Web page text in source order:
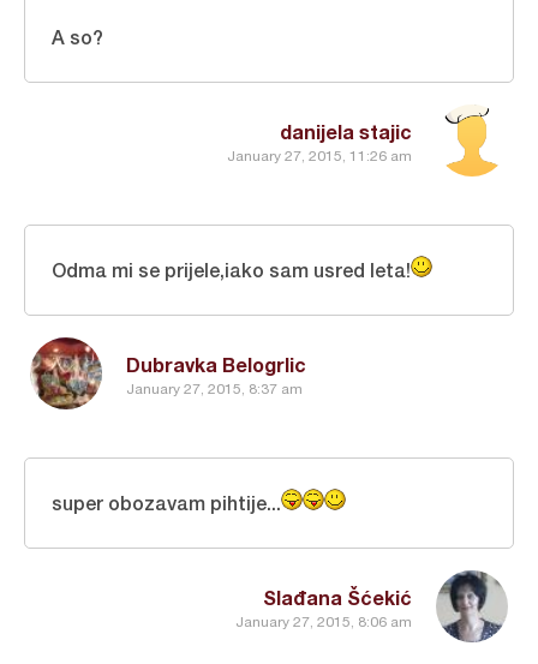
danijela stajic
January 27, 2015, 11:26 am
A so?
Dubravka Belogrlic
January 27, 2015, 8:37 am
Odma mi se prijele,iako sam usred leta!
Slađana Šćekić
January 27, 2015, 8:06 am
super obozavam pihtije...